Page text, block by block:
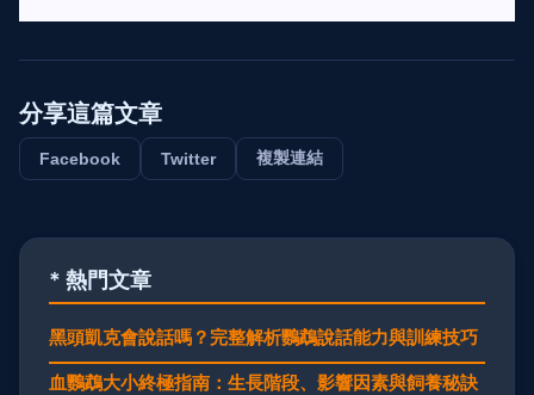
分享這篇文章
Facebook Twitter 複製連結
* 熱門文章
黑頭凱克會說話嗎？完整解析鸚鵡說話能力與訓練技巧
血鸚鵡大小終極指南：生長階段、影響因素與飼養秘訣